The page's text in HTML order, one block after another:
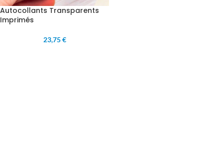
Autocollants Transparents
Imprimés
23,75 €